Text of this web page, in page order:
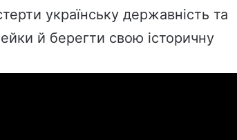
українську державність та
й берегти свою історичну